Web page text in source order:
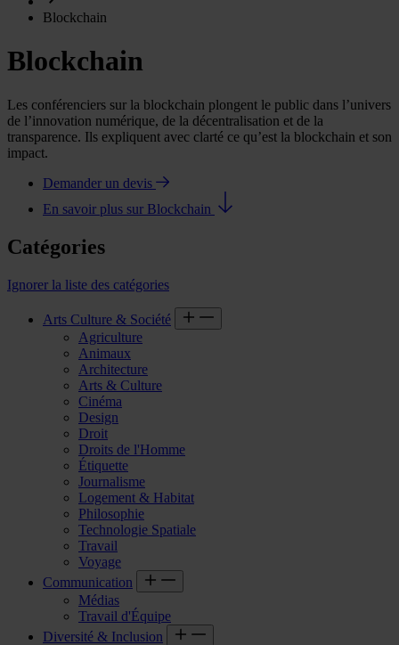
Blockchain
Blockchain
Les conférenciers sur la blockchain plongent le public dans l’univers
de l’innovation numérique, de la décentralisation et de la
transparence. Ils expliquent avec clarté ce qu’est la blockchain et son
impact.
Demander un devis
En savoir plus sur Blockchain
Catégories
Ignorer la liste des catégories
Arts Culture & Société
Agriculture
Animaux
Architecture
Arts & Culture
Cinéma
Design
Droit
Droits de l'Homme
Étiquette
Journalisme
Logement & Habitat
Philosophie
Technologie Spatiale
Travail
Voyage
Communication
Médias
Travail d'Équipe
Diversité & Inclusion